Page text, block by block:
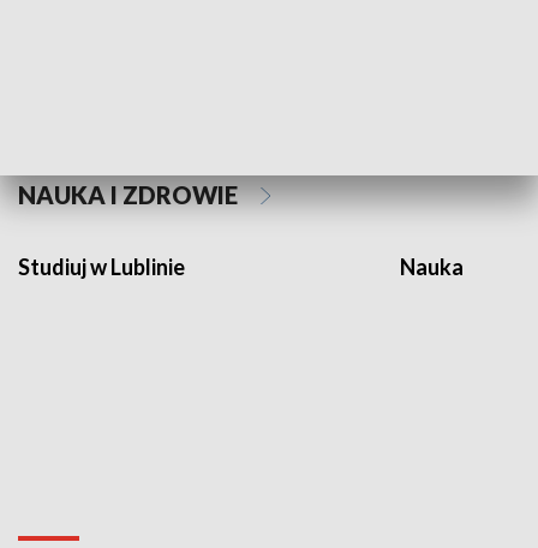
NAUKA I ZDROWIE
Studiuj w Lublinie Nauka